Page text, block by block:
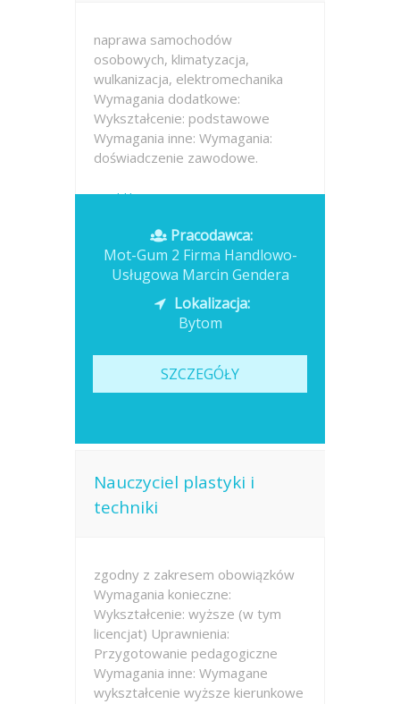
naprawa samochodów
osobowych, klimatyzacja,
wulkanizacja, elektromechanika
Wymagania dodatkowe:
Wykształcenie: podstawowe
Wymagania inne: Wymagania:
doświadczenie zawodowe.
Opublikowano: wczoraj
Pracodawca:
Mot-Gum 2 Firma Handlowo-
Usługowa Marcin Gendera
Lokalizacja:
Bytom
SZCZEGÓŁY
Nauczyciel plastyki i
techniki
zgodny z zakresem obowiązków
Wymagania konieczne:
Wykształcenie: wyższe (w tym
licencjat) Uprawnienia:
Przygotowanie pedagogiczne
Wymagania inne: Wymagane
wykształcenie wyższe kierunkowe